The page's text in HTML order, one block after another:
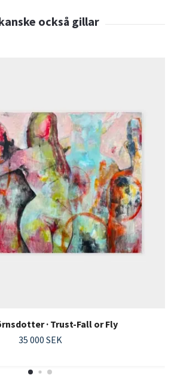
· Trust-Fall or Fly
35 000 SEK